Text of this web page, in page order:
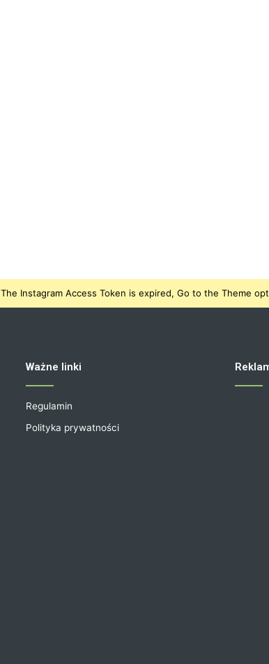
The Instagram Access Token is expired, Go to the Theme
Ważne linki
Regulamin
Polityka prywatności